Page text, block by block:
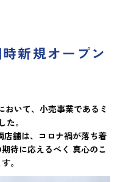
新規オープン
いて、小売事業であるミ
た。
店舗は、コロナ禍が落ち着
待に応えるべく 真心のこ
。